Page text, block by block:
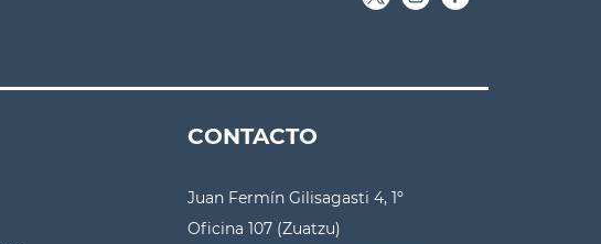
CONTACTO
Juan Fermín Gilisagasti 4, 1º
Oficina 107 (Zuatzu)